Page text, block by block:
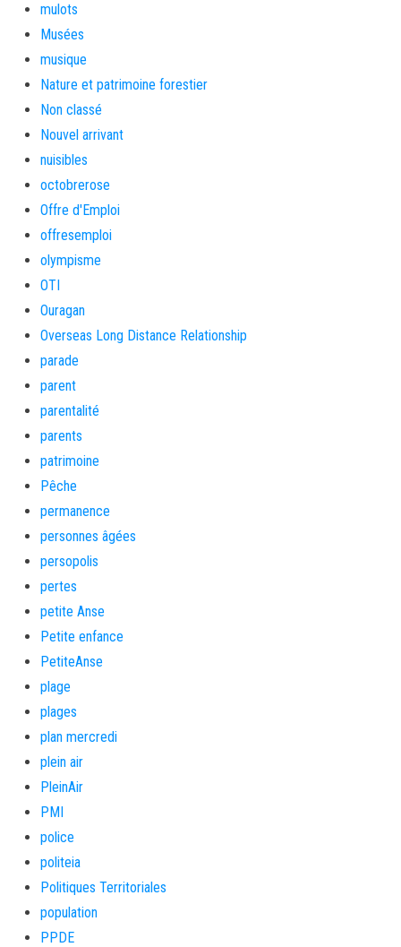
mulots
Musées
musique
Nature et patrimoine forestier
Non classé
Nouvel arrivant
nuisibles
octobrerose
Offre d'Emploi
offresemploi
olympisme
OTI
Ouragan
Overseas Long Distance Relationship
parade
parent
parentalité
parents
patrimoine
Pêche
permanence
personnes âgées
persopolis
pertes
petite Anse
Petite enfance
PetiteAnse
plage
plages
plan mercredi
plein air
PleinAir
PMI
police
politeia
Politiques Territoriales
population
PPDE